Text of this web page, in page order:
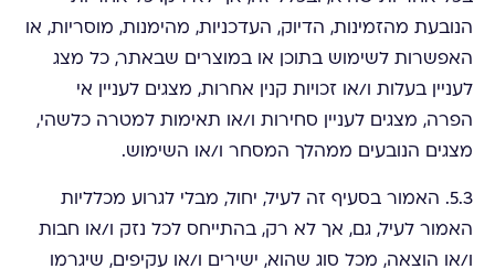
הנובעת מהזמינות, הדיוק, העדכניות, מהימנות, מוסריות, או
האפשרות לשימוש בתוכן או במוצרים שבאתר, כל מצג
לעניין בעלות ו/או זכויות קנין אחרות, מצגים לעניין אי
הפרה, מצגים לעניין סחירות ו/או תאימות למטרה כלשהי,
מצגים הנובעים ממהלך המסחר ו/או השימוש.
5.3. האמור בסעיף זה לעיל, יחול, מבלי לגרוע מכלליות
האמור לעיל, גם, אך לא רק, בהתייחס לכל נזק ו/או חבות
ו/או הוצאה, מכל סוג שהוא, ישירים ו/או עקיפים, שיגרמו